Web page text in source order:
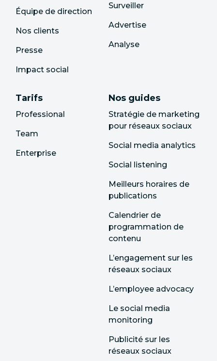
Équipe de direction
Nos clients
Presse
Impact social
Surveiller
Advertise
Analyse
Tarifs
Professional
Team
Enterprise
Nos guides
Stratégie de marketing
pour réseaux sociaux
Social media analytics
Social listening
Meilleurs horaires de
publications
Calendrier de
programmation de
contenu
L’engagement sur les
réseaux sociaux
L’employee advocacy
Le social media
monitoring
Publicité sur les
réseaux sociaux